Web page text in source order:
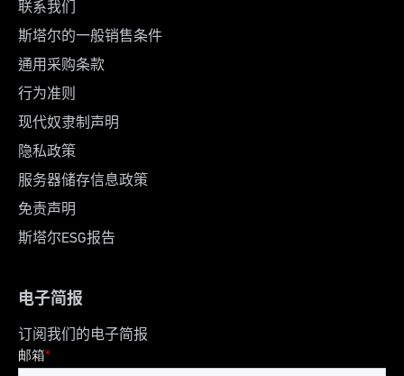
联系我们
斯塔尔的一般销售条件
通用采购条款
行为准则
现代奴隶制声明
隐私政策
服务器储存信息政策
免责声明
斯塔尔ESG报告
电子简报
订阅我们的电子简报